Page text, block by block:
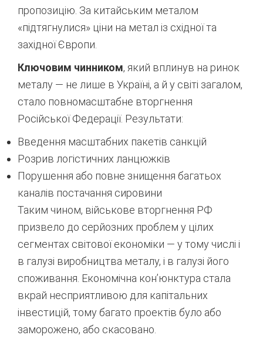
пропозицію. За китайським металом
«підтягнулися» ціни на метал із східної та
західної Європи.
Ключовим чинником, який вплинув на ринок
металу — не лише в Україні, а й у світі загалом,
стало повномасштабне вторгнення
Російської Федерації. Результати:
Введення масштабних пакетів санкцій
Розрив логістичних ланцюжків
Порушення або повне знищення багатьох
каналів постачання сировини
Таким чином, військове вторгнення РФ
призвело до серйозних проблем у цілих
сегментах світової економіки — у тому числі і
в галузі виробництва металу, і в галузі його
споживання. Економічна кон’юнктура стала
вкрай несприятливою для капітальних
інвестицій, тому багато проектів було або
заморожено, або скасовано.